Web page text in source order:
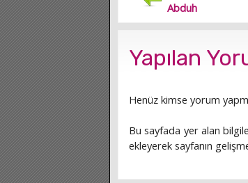
Abduh
Yapılan
Henüz kimse yorum
Bu sayfada yer alan
ekleyerek sayfanın